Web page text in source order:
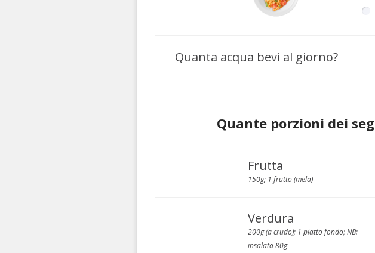
Quanta acqua bevi al giorno?
Quante porzioni dei
Frutta
150g; 1 frutto (mela)
Verdura
200g (a crudo); 1 piatto fondo; NB:
insalata 80g